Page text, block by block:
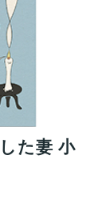
た妻 小